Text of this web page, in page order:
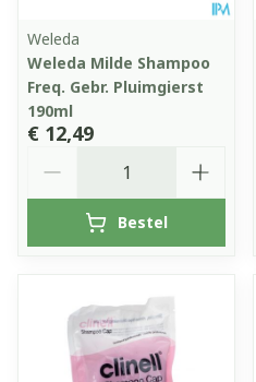
Weleda
Weleda Milde Shampoo
Freq. Gebr. Pluimgierst
190ml
€ 12,49
Bestel